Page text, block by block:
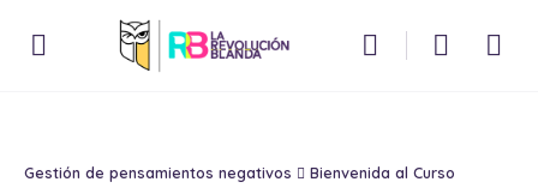
Gestión de pensamientos negativos Bienvenida al Curso